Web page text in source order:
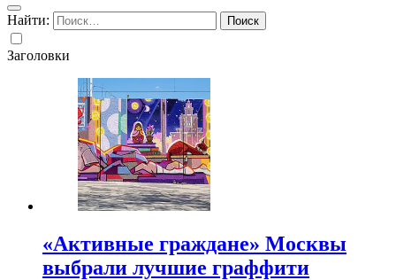
Найти:
Заголовки
«Активные граждане» Москвы
выбрали лучшие граффити